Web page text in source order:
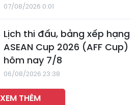
07/08/2026 0:01
Lịch thi đấu, bảng xếp hạng
ASEAN Cup 2026 (AFF Cup)
hôm nay 7/8
06/08/2026 23:38
XEM THÊM